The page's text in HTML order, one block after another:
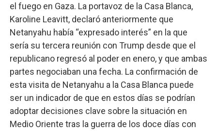
el fuego en Gaza. La portavoz de la Casa Blanca,
Karoline Leavitt, declaró anteriormente que
Netanyahu había “expresado interés” en la que
sería su tercera reunión con Trump desde que el
republicano regresó al poder en enero, y que ambas
partes negociaban una fecha. La confirmación de
esta visita de Netanyahu a la Casa Blanca puede
ser un indicador de que en estos días se podrían
adoptar decisiones clave sobre la situación en
Medio Oriente tras la guerra de los doce días con